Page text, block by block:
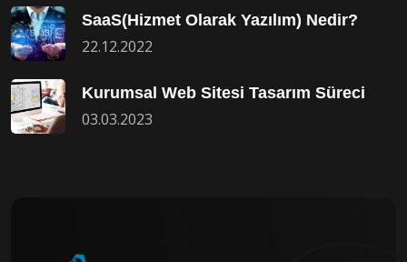
SaaS(Hizmet Olarak Yazılım) Nedir?
22.12.2022
Kurumsal Web Sitesi Tasarım Süreci
03.03.2023